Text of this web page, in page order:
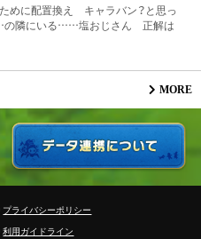
めに配置換え キャラバン？と思っ
の隣にいる……塩おじさん 正解は
MORE
プライバシーポリシー
利用ガイドライン